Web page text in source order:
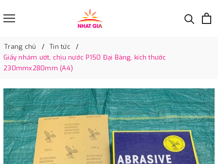
Trang chủ
Tin tức
Giấy nhám ướt, chịu nước P150 Đại Bàng, kích thước
230mmx280mm (A4)